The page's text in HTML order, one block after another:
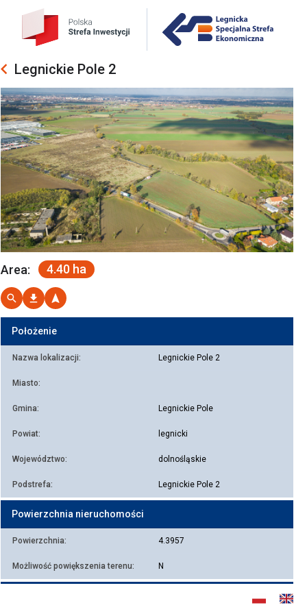
Legnickie Pole 2
Area: 4.40 ha
Położenie
Nazwa lokalizacji: Legnickie Pole 2
Miasto:
Gmina: Legnickie Pole
Powiat: legnicki
Województwo: dolnośląskie
Podstrefa: Legnickie Pole 2
Powierzchnia nieruchomości
Powierzchnia: 4.3957
Możliwość powiększenia terenu: N